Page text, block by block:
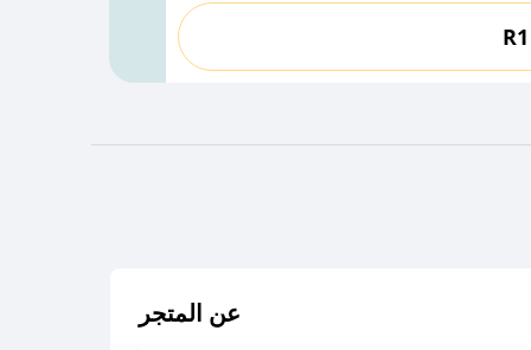
R1
عن المتجر